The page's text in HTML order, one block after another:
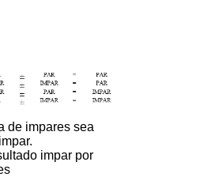
de impares sea
impar por